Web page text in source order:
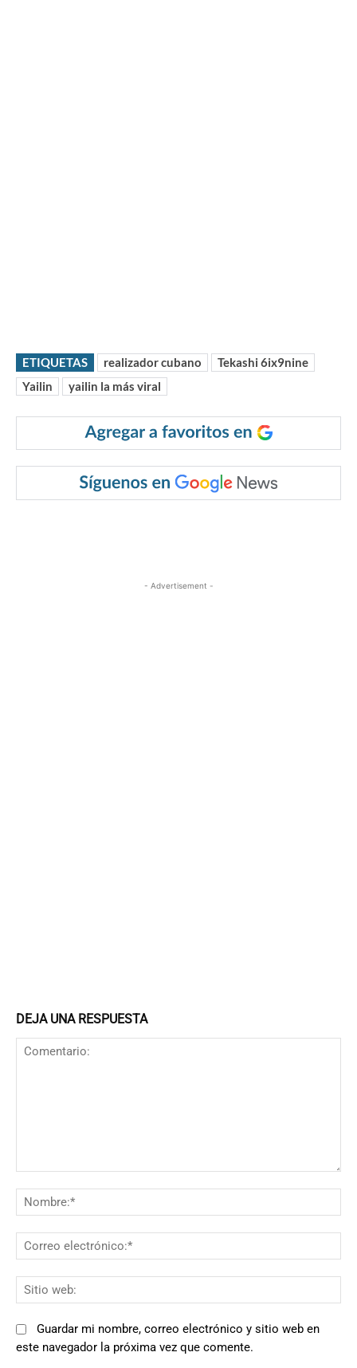
ETIQUETAS realizador cubano
Tekashi 6ix9nine
Yailin
yailin la más viral
- Advertisement -
DEJA UNA RESPUESTA
Guardar mi nombre, correo electrónico y sitio web en
este navegador la próxima vez que comente.